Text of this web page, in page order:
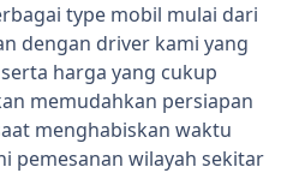
type mobil mulai dari
dengan driver kami yang
harga yang cukup
memudahkan persiapan
menghabiskan waktu
pemesanan wilayah sekitar